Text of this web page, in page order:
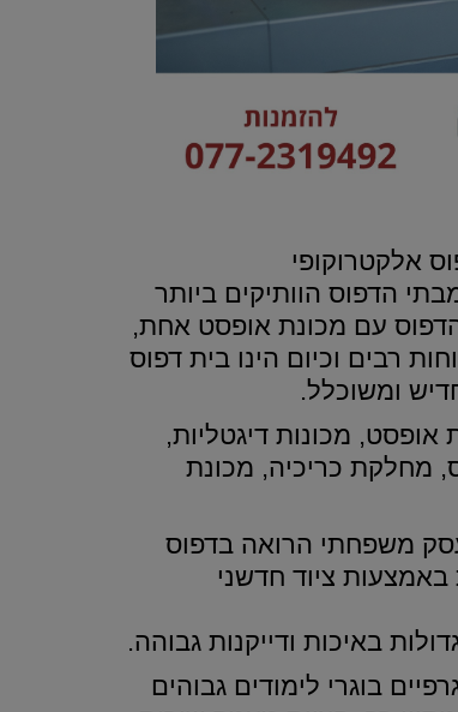
אלקטרוקופי
הדפוס הוותיקים ביותר
עם מכונת אופסט אחת,
רבים וכיום הינו בית דפוס
ומשוכלל.
אופסט, מכונות דיגטליות,
מחלקת כריכיה, מכונת
משפחתי הרואה בדפוס
ציוד חדשני
באיכות ודייקנות גבוהה.
בוגרי לימודים גבוהים